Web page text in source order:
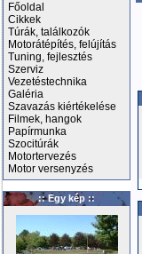
Főoldal
Cikkek
Túrák, találkozók
Motorátépítés, felújítás
Tuning, fejlesztés
Szerviz
Vezetéstechnika
Galéria
Szavazás kiértékelése
Filmek, hangok
Papírmunka
Szocitúrák
Motortervezés
Motor versenyzés
:: Egy kép ::